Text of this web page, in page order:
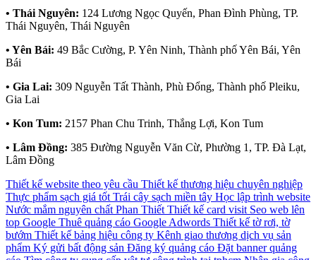
• Thái Nguyên: 124 Lương Ngọc Quyến, Phan Đình Phùng, TP.
Thái Nguyên, Thái Nguyên
• Yên Bái: 49 Bắc Cường, P. Yên Ninh, Thành phố Yên Bái, Yên
Bái
• Gia Lai: 309 Nguyễn Tất Thành, Phù Đổng, Thành phố Pleiku,
Gia Lai
• Kon Tum: 2157 Phan Chu Trinh, Thắng Lợi, Kon Tum
• Lâm Đồng: 385 Đường Nguyễn Văn Cừ, Phường 1, TP. Đà Lạt,
Lâm Đồng
Thiết kế website theo yêu cầu Thiết kế thương hiệu chuyên nghiệp
Thực phẩm sạch giá tốt Trái cây sạch miền tây Học lập trình website
Nước mắm nguyên chất Phan Thiết Thiết kế card visit Seo web lên
top Google Thuê quảng cáo Google Adwords Thiết kế tờ rơi, tờ
bướm Thiết kế bảng hiệu công ty Kênh giao thương dịch vụ sản
phẩm Ký gửi bất động sản Đăng ký quảng cáo Đặt banner quảng